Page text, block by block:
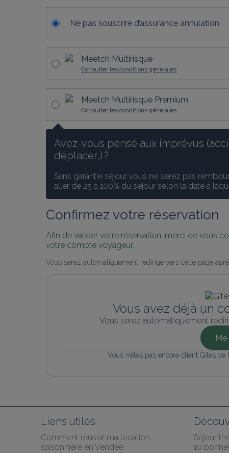
Ne pas souscrire d’assurance annulation
Meetch Multirisque
Consulter les conditions générales
Meetch Multirisque Premium
Consulter les conditions générales
Avez-vous pensé aux imprévus
déplacer…) ?
Sans garantie séjour vous ne serez pas
aller de 25 à 100% du séjour selon la date à
Confirmez votre réservation
Afin de valider votre réservation, merci de vous
votre compte voyageur.
Vous serez automatiquement redirigé vers cette page
Vous avez déjà un
Vous serez automatiquement
Vous n’êtes pas encore client Gîtes de
Liens utiles
Comment réussir ma location
saisonnière en Vendée
Séjour
10